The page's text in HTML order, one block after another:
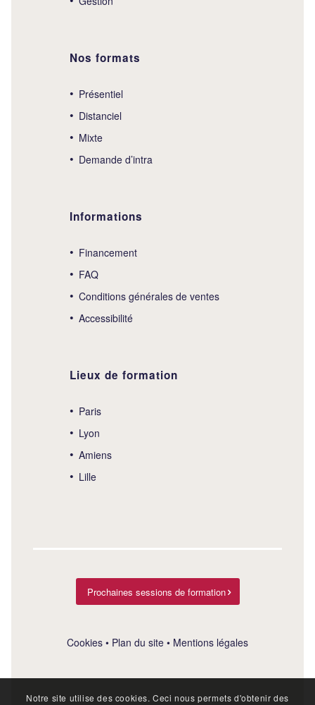
Nos formats
Présentiel
Distanciel
Mixte
Demande d’intra
Informations
Financement
FAQ
Conditions générales de ventes
Accessibilité
Lieux de formation
Paris
Lyon
Amiens
Lille
Prochaines sessions de formation
Cookies • Plan du site • Mentions légales
Notre site utilise des cookies. Ceci nous permets d'obtenir des